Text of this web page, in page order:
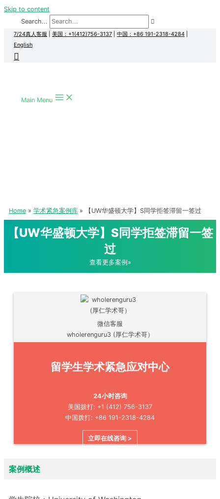
Skip to content
Search...
7/24真人客服 美国：+1(412)756-3137 中国：+86 191-2318-4284
English
Main Menu
Home 学术紧急案例库 【UW华盛顿大学】S同学拒签滞留一签过
【UW华盛顿大学】S同学拒签滞留一签
过
查看更多案例»
微信客服
wholerenguru3 (厚仁学术哥）
留学生学术紧急应对中心
24小时咨询
美国拨打: +1 (412) 756-3137
中国拨打: +86 191-2318-4284
立即在线咨询 >
案例概述